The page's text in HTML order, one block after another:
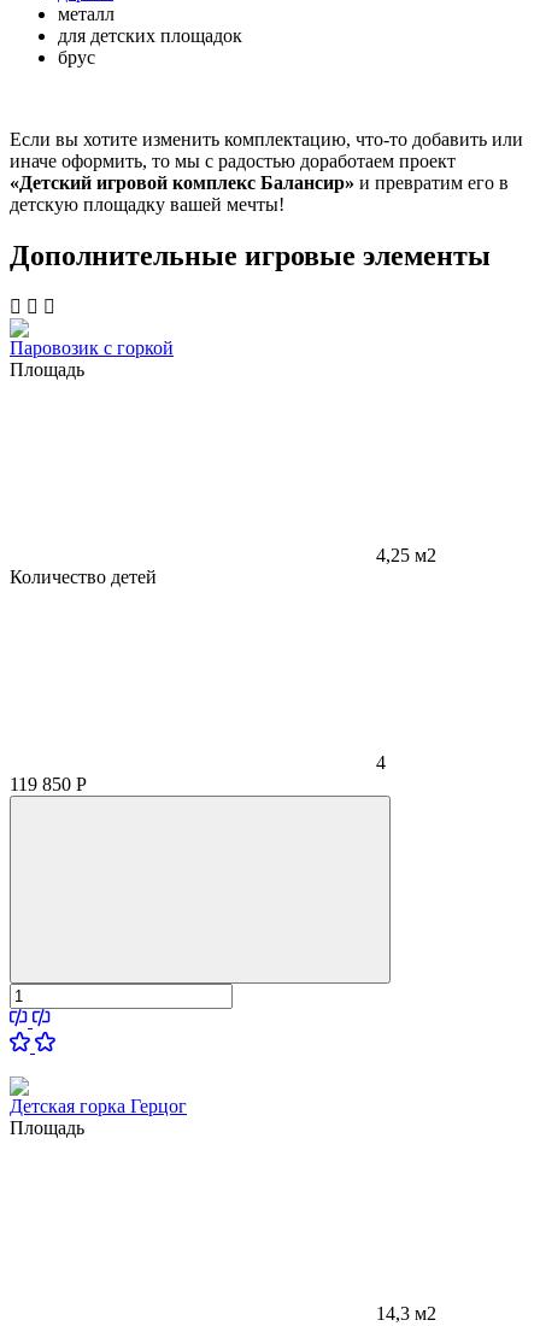
металл
для детских площадок
брус
Если вы хотите изменить комплектацию, что-то добавить или
иначе оформить, то мы с радостью доработаем проект
«Детский игровой комплекс Балансир» и превратим его в
детскую площадку вашей мечты!
Дополнительные игровые элементы
Паровозик с горкой
Площадь
4,25 м2
Количество детей
4
119 850 Р
Детская горка Герцог
Площадь
14,3 м2